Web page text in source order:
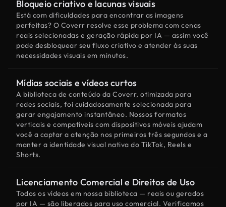
Bloqueio criativo e lacunas visuais
Está com dificuldades para encontrar as imagens
perfeitas? O Coverr resolve esse problema com cenas
reais selecionadas e geração rápida por IA — assim você
pode desbloquear seu fluxo criativo e atender às suas
necessidades visuais em minutos.
Mídias sociais e vídeos curtos
A biblioteca de conteúdo da Coverr, otimizada para
redes sociais, foi cuidadosamente selecionada para
gerar engajamento instantâneo. Nossos formatos
verticais e compatíveis com dispositivos móveis ajudam
você a captar a atenção nos primeiros três segundos e a
manter a identidade visual nativa do TikTok, Reels e
Shorts.
Licenciamento Comercial e Direitos de Uso
Todos os vídeos em nossa biblioteca — reais ou gerados
por IA — são liberados para uso comercial. Verificamos